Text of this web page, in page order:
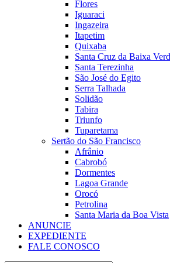
Flores
Iguaraci
Ingazeira
Itapetim
Quixaba
Santa Cruz da Baixa
Santa Terezinha
São José do Egito
Serra Talhada
Solidão
Tabira
Triunfo
Tuparetama
Sertão do São Francisco
Afrânio
Cabrobó
Dormentes
Lagoa Grande
Orocó
Petrolina
Santa Maria da Boa Vista
ANUNCIE
EXPEDIENTE
FALE CONOSCO